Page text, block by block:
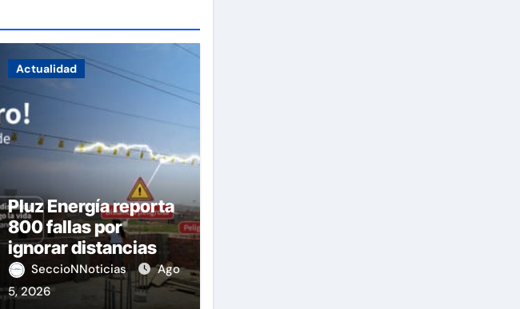
Actualidad
Pluz Energía reporta
800 fallas por
ignorar distancias
de seguridad
SeccioNNoticias
Ago
5, 2026